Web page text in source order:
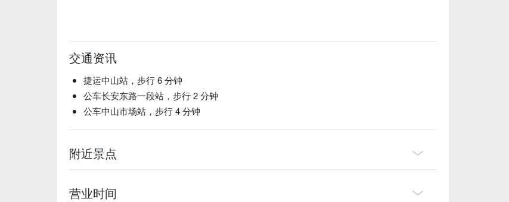
交通资讯
捷运中山站，步行 6 分钟
公车长安东路一段站，步行 2 分钟
公车中山市场站，步行 4 分钟
附近景点
营业时间